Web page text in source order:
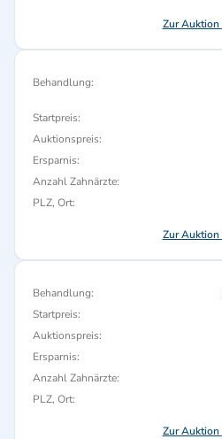
Zur Auktion
Behandlung:
Startpreis:
Auktionspreis:
Ersparnis:
Anzahl Zahnärzte:
PLZ, Ort:
Zur Auktion
Behandlung:
Startpreis:
Auktionspreis:
Ersparnis:
Anzahl Zahnärzte:
PLZ, Ort:
Zur Auktion